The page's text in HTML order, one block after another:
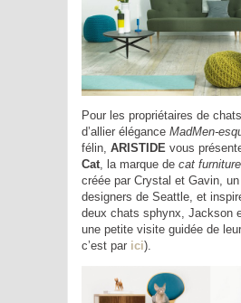
Pour les propriétaires de
d’allier élégance MadMen-
félin, ARISTIDE vous
Cat, la marque de cat furniture
créée par Crystal et Gavin,
designers de Seattle, et
deux chats sphynx, Jackson
une petite visite guidée de
c’est par ici).